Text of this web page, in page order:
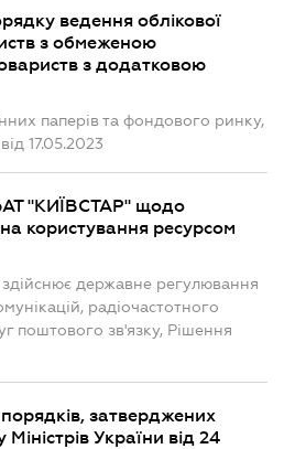
ведення облікової
з обмеженою
з додатковою
паперів та фондового ринку,
17.05.2023
"КИЇВСТАР" щодо
користування ресурсом
державне регулювання
радіочастотного
поштового зв'язку, Рішення
затверджених
України від 24